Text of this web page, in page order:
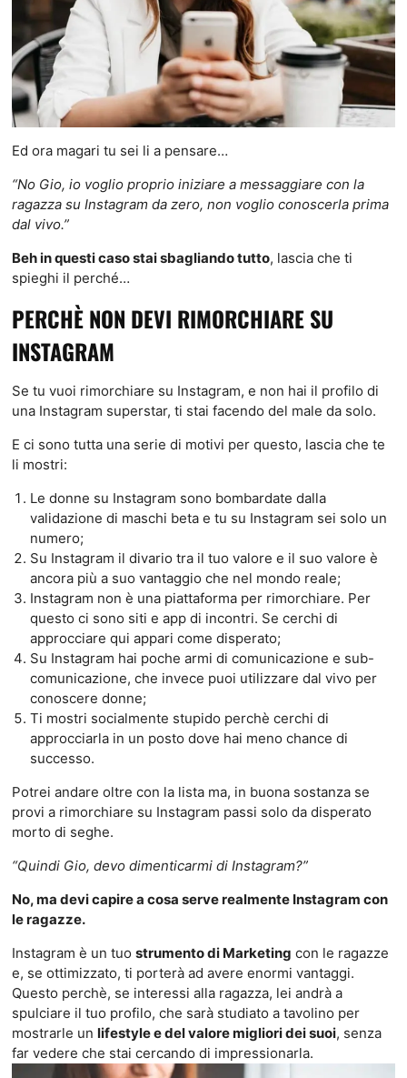
Ed ora magari tu sei li a pensare…
“No Gio, io voglio proprio iniziare a messaggiare con la
ragazza su Instagram da zero, non voglio conoscerla prima
dal vivo.”
Beh in questi caso stai sbagliando tutto, lascia che ti
spieghi il perché…
PERCHÈ NON DEVI RIMORCHIARE SU
INSTAGRAM
Se tu vuoi rimorchiare su Instagram, e non hai il profilo di
una Instagram superstar, ti stai facendo del male da solo.
E ci sono tutta una serie di motivi per questo, lascia che te
li mostri:
Le donne su Instagram sono bombardate dalla
validazione di maschi beta e tu su Instagram sei solo un
numero;
Su Instagram il divario tra il tuo valore e il suo valore è
ancora più a suo vantaggio che nel mondo reale;
Instagram non è una piattaforma per rimorchiare. Per
questo ci sono siti e app di incontri. Se cerchi di
approcciare qui appari come disperato;
Su Instagram hai poche armi di comunicazione e sub-
comunicazione, che invece puoi utilizzare dal vivo per
conoscere donne;
Ti mostri socialmente stupido perchè cerchi di
approcciarla in un posto dove hai meno chance di
successo.
Potrei andare oltre con la lista ma, in buona sostanza se
provi a rimorchiare su Instagram passi solo da disperato
morto di seghe.
“Quindi Gio, devo dimenticarmi di Instagram?”
No, ma devi capire a cosa serve realmente Instagram con
le ragazze.
Instagram è un tuo strumento di Marketing con le ragazze
e, se ottimizzato, ti porterà ad avere enormi vantaggi.
Questo perchè, se interessi alla ragazza, lei andrà a
spulciare il tuo profilo, che sarà studiato a tavolino per
mostrarle un lifestyle e del valore migliori dei suoi, senza
far vedere che stai cercando di impressionarla.